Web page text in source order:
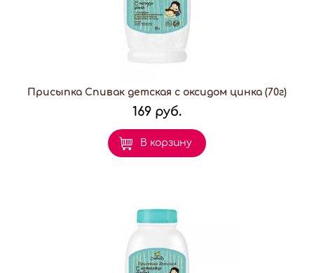
Присыпка Спивак детская с оксидом цинка (70г)
169 руб.
В корзину